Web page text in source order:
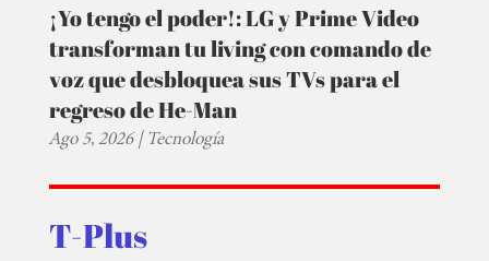
¡Yo tengo el poder!: LG y Prime Video
transforman tu living con comando de
voz que desbloquea sus TVs para el
regreso de He-Man
Ago 5, 2026|Tecnología
T-Plus